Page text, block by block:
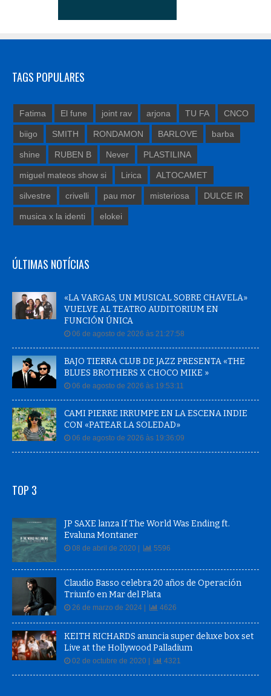
TAGS POPULARES
Fatima El fune joint rav arjona TU FA CNCO
biigo SMITH RONDAMON BARLOVE barba
shine RUBEN B Never PLASTILINA
miguel mateos show si Lirica ALTOCAMET
silvestre crivelli pau mor misteriosa DULCE IR
musica x la identi elokei
ÚLTIMAS NOTÍCIAS
«LA VARGAS, UN MUSICAL SOBRE CHAVELA»
VUELVE AL TEATRO AUDITORIUM EN
FUNCIÓN ÚNICA
06 de agosto de 2026 às 21:27:58
BAJO TIERRA CLUB DE JAZZ PRESENTA «THE
BLUES BROTHERS X CHOCO MIKE »
06 de agosto de 2026 às 19:53:11
CAMI PIERRE IRRUMPE EN LA ESCENA INDIE
CON «PATEAR LA SOLEDAD»
06 de agosto de 2026 às 19:36:09
TOP 3
JP SAXE lanza If The World Was Ending ft.
Evaluna Montaner
08 de abril de 2020 | 5596
Claudio Basso celebra 20 años de Operación
Triunfo en Mar del Plata
26 de marzo de 2024 | 4626
KEITH RICHARDS anuncia super deluxe box set
Live at the Hollywood Palladium
02 de octubre de 2020 | 4321